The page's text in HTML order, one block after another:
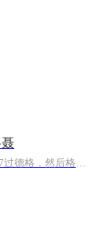
今年丙察察进藏，然后经昌都走317过德格，然后格聂南线，最后沙溪古镇收尾。